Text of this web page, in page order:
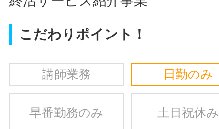
こだわりポイント！
講師業務 日勤のみ
早番勤務のみ 土日祝休み